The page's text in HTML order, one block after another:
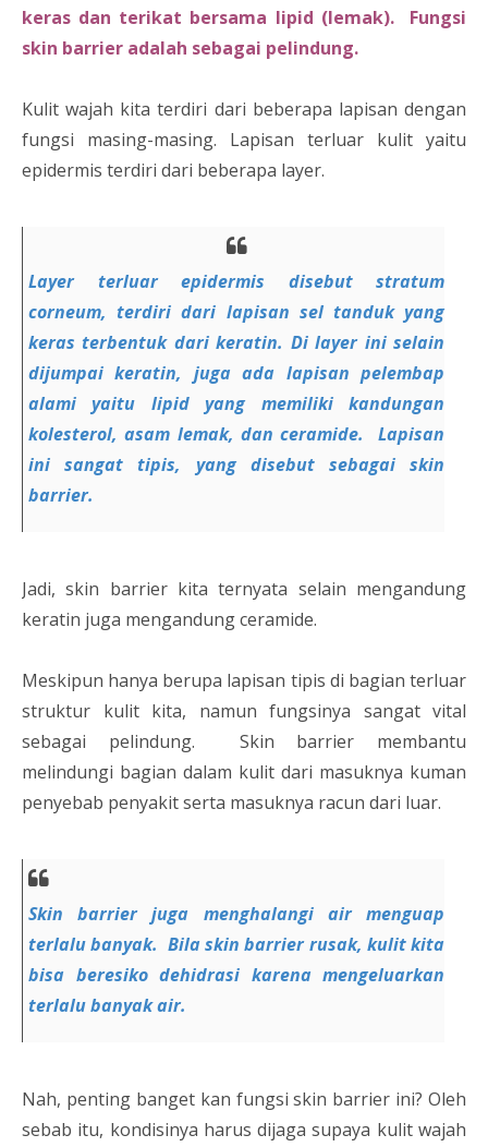
keras dan terikat bersama lipid (lemak). Fungsi
skin barrier adalah sebagai pelindung.
Kulit wajah kita terdiri dari beberapa lapisan dengan
fungsi masing-masing. Lapisan terluar kulit yaitu
epidermis terdiri dari beberapa layer.
Layer terluar epidermis disebut stratum
corneum, terdiri dari lapisan sel tanduk yang
keras terbentuk dari keratin. Di layer ini selain
dijumpai keratin, juga ada lapisan pelembap
alami yaitu lipid yang memiliki kandungan
kolesterol, asam lemak, dan ceramide. Lapisan
ini sangat tipis, yang disebut sebagai skin
barrier.
Jadi, skin barrier kita ternyata selain mengandung
keratin juga mengandung ceramide.
Meskipun hanya berupa lapisan tipis di bagian terluar
struktur kulit kita, namun fungsinya sangat vital
sebagai pelindung. Skin barrier membantu
melindungi bagian dalam kulit dari masuknya kuman
penyebab penyakit serta masuknya racun dari luar.
Skin barrier juga menghalangi air menguap
terlalu banyak. Bila skin barrier rusak, kulit kita
bisa beresiko dehidrasi karena mengeluarkan
terlalu banyak air.
Nah, penting banget kan fungsi skin barrier ini? Oleh
sebab itu, kondisinya harus dijaga supaya kulit wajah